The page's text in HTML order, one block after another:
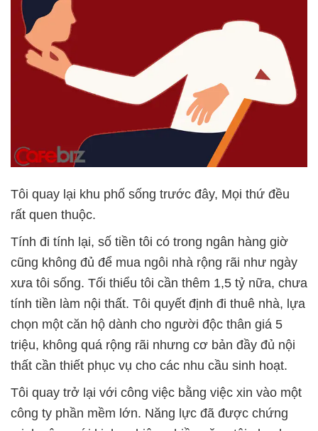
Tôi quay lại khu phố sống trước đây, Mọi thứ đều
rất quen thuộc.
Tính đi tính lại, số tiền tôi có trong ngân hàng giờ
cũng không đủ để mua ngôi nhà rộng rãi như ngày
xưa tôi sống. Tối thiểu tôi cần thêm 1,5 tỷ nữa, chưa
tính tiền làm nội thất. Tôi quyết định đi thuê nhà, lựa
chọn một căn hộ dành cho người độc thân giá 5
triệu, không quá rộng rãi nhưng cơ bản đầy đủ nội
thất cần thiết phục vụ cho các nhu cầu sinh hoạt.
Tôi quay trở lại với công việc bằng việc xin vào một
công ty phần mềm lớn. Năng lực đã được chứng